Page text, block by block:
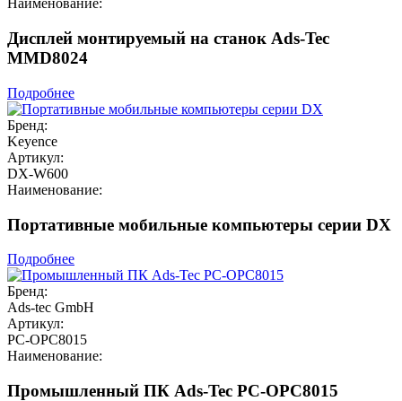
Наименование:
Дисплей монтируемый на станок Ads-Tec
MMD8024
Подробнее
Бренд:
Keyence
Артикул:
DX-W600
Наименование:
Портативные мобильные компьютеры серии DX
Подробнее
Бренд:
Ads-tec GmbH
Артикул:
PC-OPC8015
Наименование:
Промышленный ПК Ads-Tec PC-OPC8015